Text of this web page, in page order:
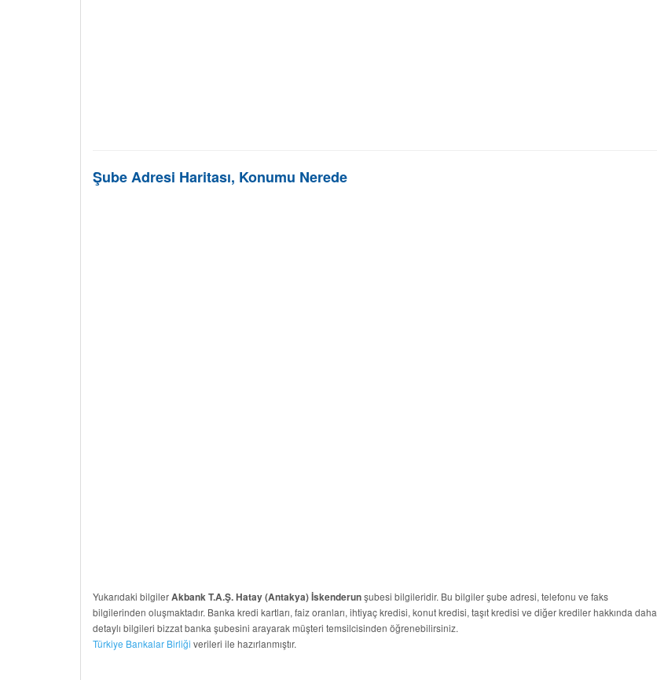
Şube Adresi Haritası, Konumu Nerede
Yukarıdaki bilgilerAkbank T.A.Ş. Hatay (Antakya) İskenderunşubesi bilgileridir. Bu bilgiler şube adresi, telefonu ve faks
bilgilerinden oluşmaktadır. Banka kredi kartları, faiz oranları, ihtiyaç kredisi, konut kredisi, taşıt kredisi ve diğer krediler hakkında daha
detaylı bilgileri bizzat banka şubesini arayarak müşteri temsilcisinden öğrenebilirsiniz.
Türkiye Bankalar Birliği verileri ile hazırlanmıştır.